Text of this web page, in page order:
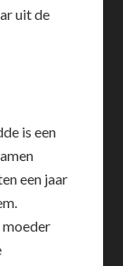
uit de
is een
een jaar
moeder